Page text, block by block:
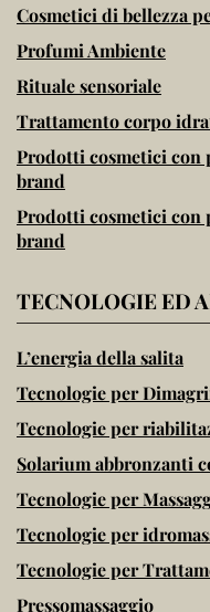
Cosmetici di bellezza
Profumi Ambiente
Rituale sensoriale
Trattamento corpo
Prodotti cosmetici con
brand
Prodotti cosmetici con
brand
TECNOLOGIE ED
L’energia della salita
Tecnologie per
Tecnologie per
Solarium abbronzanti
Tecnologie per
Tecnologie per
Tecnologie per
Pressomassaggio